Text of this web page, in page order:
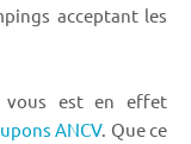
acceptant les
vous est en effet
ANCV. Que ce